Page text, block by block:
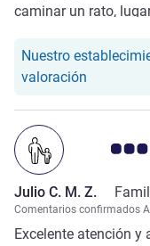
caminar un rato,
Nuestro
valoración
Nota de
Julio C. M. Z.
Comentarios confirmados
Excelente atención y